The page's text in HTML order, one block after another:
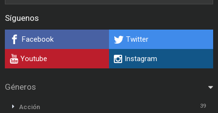
Síguenos
Facebook Twitter
Youtube Instagram
Géneros
Acción 39